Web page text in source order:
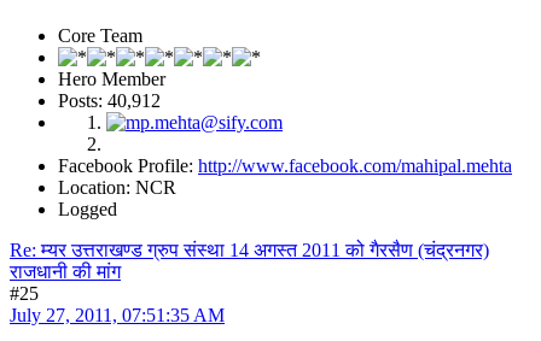
Core Team
Hero Member
Posts: 40,912
Facebook Profile: http://www.facebook.com/mahipal.mehta
Location: NCR
Logged
Re: म्यर उत्तराखण्ड ग्रुप संस्था 14 अगस्त 2011 को गैरसैण (चंद्रनगर)
राजधानी की मांग
#25
July 27, 2011, 07:51:35 AM